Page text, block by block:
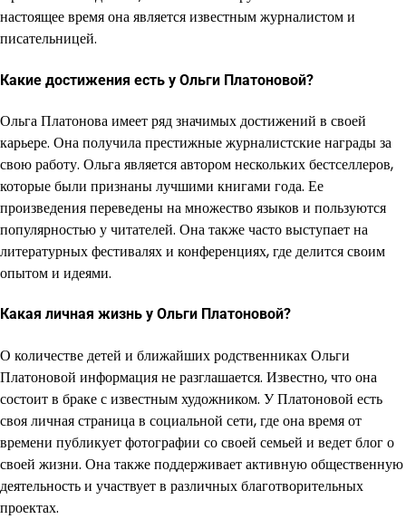
настоящее время она является известным журналистом и
писательницей.
Какие достижения есть у Ольги Платоновой?
Ольга Платонова имеет ряд значимых достижений в своей
карьере. Она получила престижные журналистские награды за
свою работу. Ольга является автором нескольких бестселлеров,
которые были признаны лучшими книгами года. Ее
произведения переведены на множество языков и пользуются
популярностью у читателей. Она также часто выступает на
литературных фестивалях и конференциях, где делится своим
опытом и идеями.
Какая личная жизнь у Ольги Платоновой?
О количестве детей и ближайших родственниках Ольги
Платоновой информация не разглашается. Известно, что она
состоит в браке с известным художником. У Платоновой есть
своя личная страница в социальной сети, где она время от
времени публикует фотографии со своей семьей и ведет блог о
своей жизни. Она также поддерживает активную общественную
деятельность и участвует в различных благотворительных
проектах.